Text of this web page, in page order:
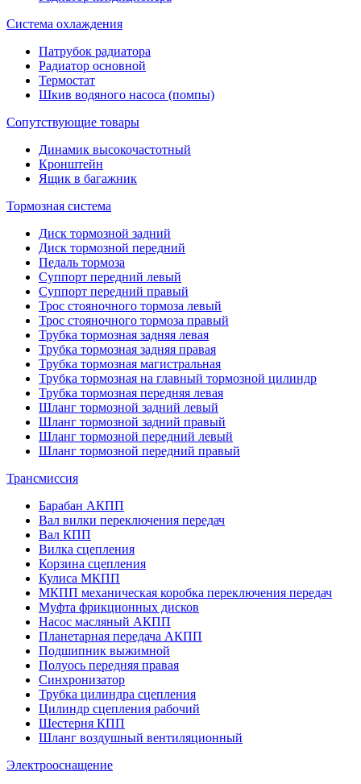
Система охлаждения
Патрубок радиатора
Радиатор основной
Термостат
Шкив водяного насоса (помпы)
Сопутствующие товары
Динамик высокочастотный
Кронштейн
Ящик в багажник
Тормозная система
Диск тормозной задний
Диск тормозной передний
Педаль тормоза
Суппорт передний левый
Суппорт передний правый
Трос стояночного тормоза левый
Трос стояночного тормоза правый
Трубка тормозная задняя левая
Трубка тормозная задняя правая
Трубка тормозная магистральная
Трубка тормозная на главный тормозной цилиндр
Трубка тормозная передняя левая
Шланг тормозной задний левый
Шланг тормозной задний правый
Шланг тормозной передний левый
Шланг тормозной передний правый
Трансмиссия
Барабан АКПП
Вал вилки переключения передач
Вал КПП
Вилка сцепления
Корзина сцепления
Кулиса МКПП
МКПП механическая коробка переключения передач
Муфта фрикционных дисков
Насос масляный АКПП
Планетарная передача АКПП
Подшипник выжимной
Полуось передняя правая
Синхронизатор
Трубка цилиндра сцепления
Цилиндр сцепления рабочий
Шестерня КПП
Шланг воздушный вентиляционный
Электрооснащение